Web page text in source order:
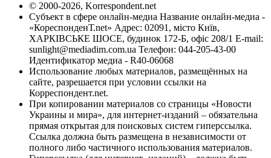
© 2000-2026, Korrespondent.net
Субъект в сфере онлайн-медиа Название онлайн-медиа -
«КореспонденТ.net» Адрес: 02091, місто Київ,
ХАРКІВСЬКЕ ШОСЕ, будинок 172-Б, офіс 208/1 E-mail:
sunlight@mediadim.com.ua Телефон: 044-205-43-00
Идентификатор медиа - R40-06068
Использование любых материалов, размещённых на
сайте, разрешается при условии ссылки на
Корреспондент.net.
При копировании материалов со страницы «Новости
Украины и мира», для интернет-изданий – обязательна
прямая открытая для поисковых систем гиперссылка.
Ссылка должна быть размещена в независимости от
полного либо частичного использования материалов.